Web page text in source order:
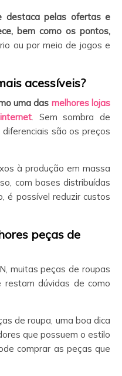
destaca pelas ofertas e
bem como os pontos,
ou por meio de jogos e
acessíveis?
uma das melhores lojas
. Sem sombra de
são os preços
à produção em massa
com bases distribuídas
é possível reduzir custos
peças de
muitas peças de roupas
dúvidas de como
de roupa, uma boa dica
que possuem o estilo
comprar as peças que